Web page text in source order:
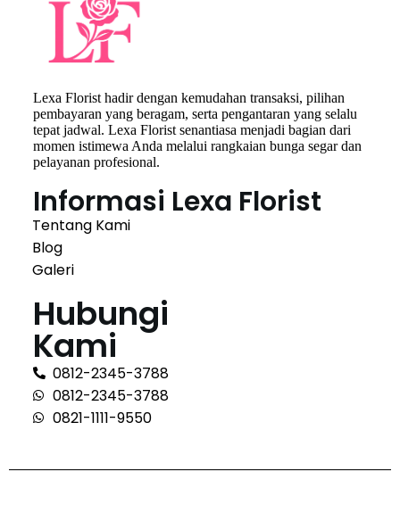
Lexa Florist hadir dengan kemudahan transaksi, pilihan
pembayaran yang beragam, serta pengantaran yang selalu
tepat jadwal. Lexa Florist senantiasa menjadi bagian dari
momen istimewa Anda melalui rangkaian bunga segar dan
pelayanan profesional.
Informasi Lexa Florist
Tentang Kami
Blog
Galeri
Hubungi
Kami
0812-2345-3788
0812-2345-3788
0821-1111-9550